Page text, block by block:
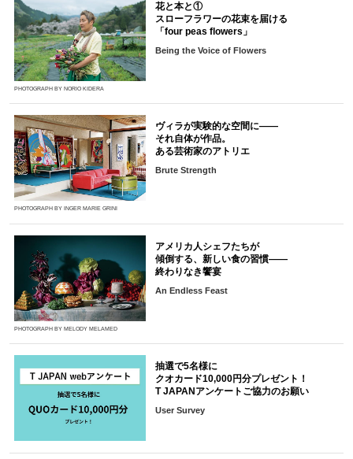
PHOTOGRAPH BY NORIO KIDERA
花と本と①
スローフラワーの花束を届ける
「four peas flowers」
Being the Voice of Flowers
PHOTOGRAPH BY INGER MARIE GRINI
ヴィラが実験的な空間に――
それ自体が作品。
ある芸術家のアトリエ
Brute Strength
PHOTOGRAPH BY MELODY MELAMED
アメリカ人シェフたちが
傾倒する、新しい食の習慣――
終わりなき饗宴
An Endless Feast
抽選で5名様に
クオカード10,000円分プレゼント！
T JAPANアンケートご協力のお願い
User Survey